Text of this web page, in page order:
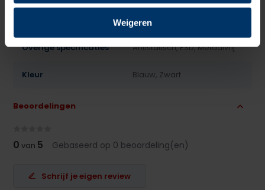
Weigeren
Ja
Overige specificaties Antistatisch, ESD, Metaalvrij
Kleur Blauw, Zwart
Beoordelingen
0 van 5 Gebaseerd op 0 beoordeling(en)
Schrijf je eigen review